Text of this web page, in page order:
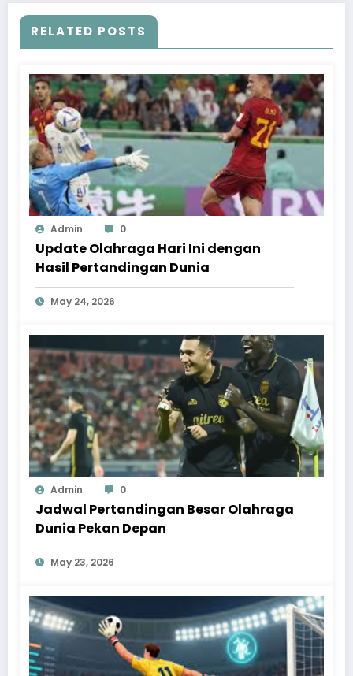
RELATED POSTS
Admin 0
Update Olahraga Hari Ini dengan
Hasil Pertandingan Dunia
May 24, 2026
Admin 0
Jadwal Pertandingan Besar Olahraga
Dunia Pekan Depan
May 23, 2026